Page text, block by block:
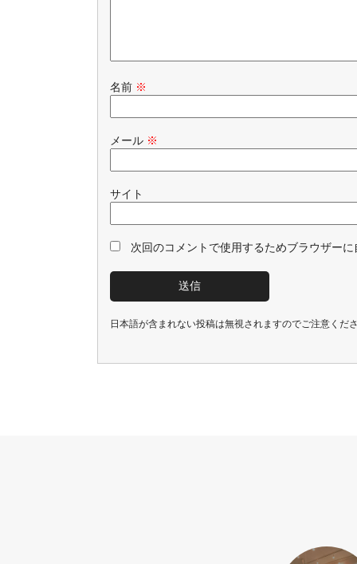
名前 ※
メール ※
サイト
次回のコメントで使用するためブラウザー
日本語が含まれない投稿は無視されますのでご注意くだ